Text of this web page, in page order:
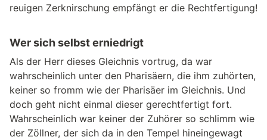
reuigen Zerknirschung empfängt er die Rechtfertigung!
Wer sich selbst erniedrigt
Als der Herr dieses Gleichnis vortrug, da war
wahrscheinlich unter den Pharisäern, die ihm zuhörten,
keiner so fromm wie der Pharisäer im Gleichnis. Und
doch geht nicht einmal dieser gerechtfertigt fort.
Wahrscheinlich war keiner der Zuhörer so schlimm wie
der Zöllner, der sich da in den Tempel hineingewagt